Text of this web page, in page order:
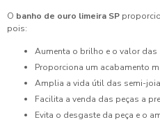
O banho de ouro limeira SP
pois:
Aumenta o brilho e o valor
Proporciona um acabamento
Amplia a vida útil das semi-
Facilita a venda das peças a
Evita o desgaste da peça e o